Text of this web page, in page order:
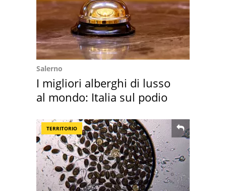
Salerno
I migliori alberghi di lusso
al mondo: Italia sul podio
TERRITORIO